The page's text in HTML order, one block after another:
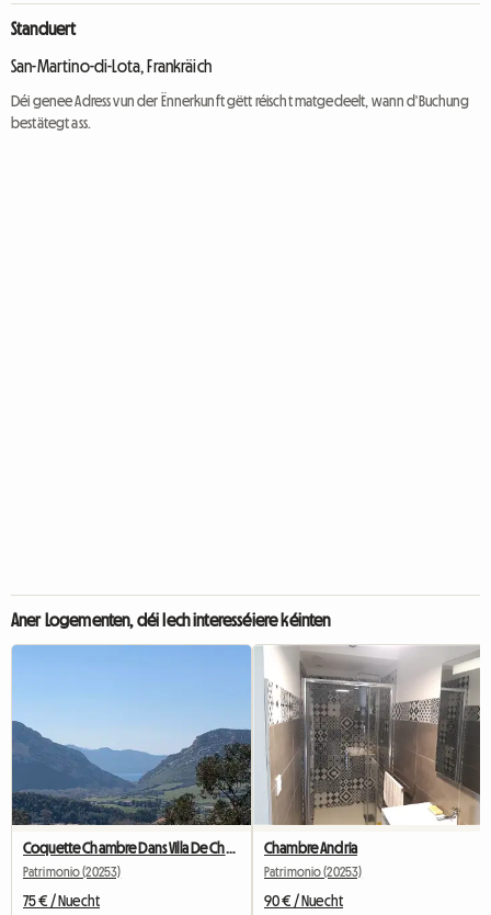
Standuert
San-Martino-di-Lota, Frankräich
Déi genee Adress vun der Ënnerkunft gëtt réischt matgedeelt, wann d'Buchung
bestätegt ass.
Aner Logementen, déi Iech interesséiere kéinten
Patrimonio (20253)
75 € / Nuecht
Chambre Andria
Patrimonio (20253)
90 € / Nuecht